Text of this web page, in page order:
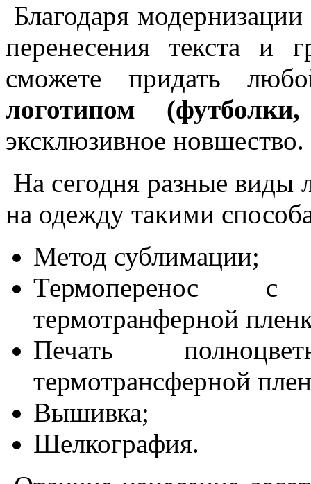
Благодаря
перенесения текста и
сможете придать
логотипом
эксклюзивное новшество.
На сегодня разные виды
на одежду такими
Метод сублимации;
Термоперенос
термотранферной
Печать
термотрансферной
Вышивка;
Шелкография.